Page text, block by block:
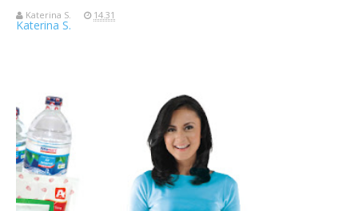
Katerina S. 14.31
Katerina S.